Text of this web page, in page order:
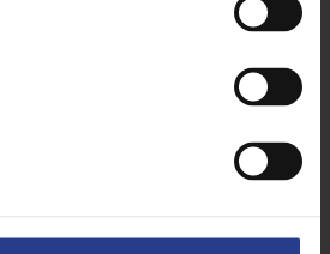
yrkesliv där du
för att du